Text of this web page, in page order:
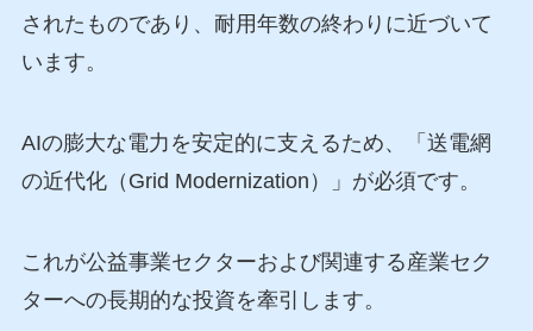
されたものであり、耐用年数の終わりに近づいて
います。
AIの膨大な電力を安定的に支えるため、「送電網
の近代化（Grid Modernization）」が必須です。
これが公益事業セクターおよび関連する産業セク
ターへの長期的な投資を牽引します。